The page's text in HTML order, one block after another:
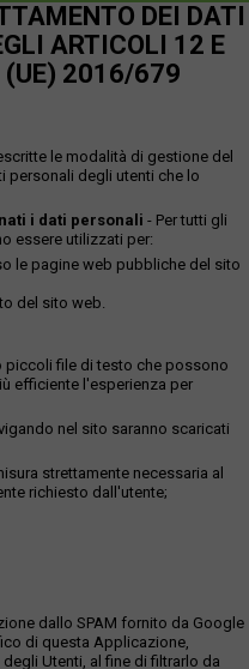
DEI DATI
ARTICOLI 12 E
(UE) 2016/679
le modalità di gestione del
personali degli utenti che lo
i dati personali - Per tutti gli
essere utilizzati per:
le pagine web pubbliche del sito
del sito web.
piccoli file di testo che possono
efficiente l'esperienza per
nel sito saranno scaricati
strettamente necessaria al
richiesto dall'utente;
dallo SPAM fornito da Google
di questa Applicazione,
Utenti, al fine di filtrarlo da